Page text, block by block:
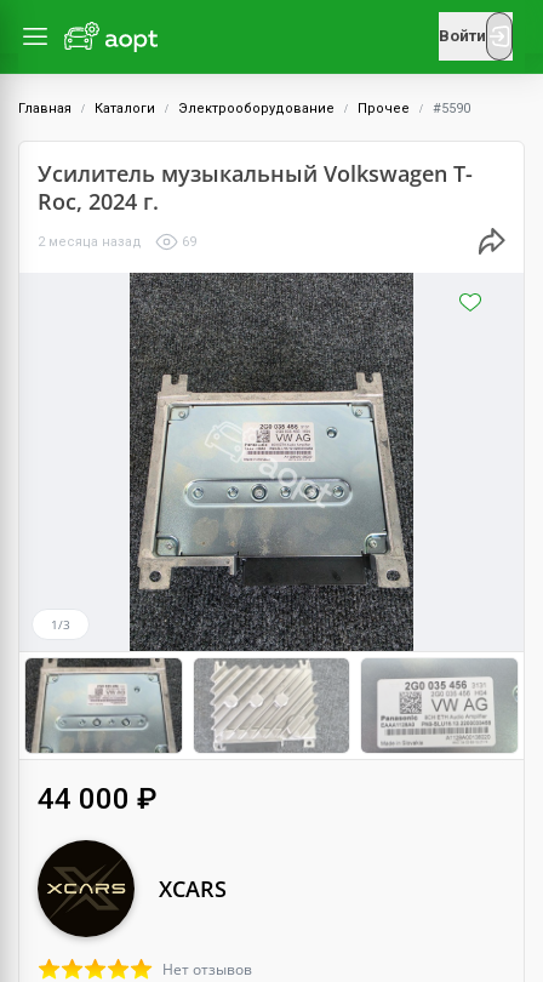
Войти
Главная Каталоги Электрооборудование Прочее #5590
Усилитель музыкальный Volkswagen T-
Roc, 2024 г.
2 месяца назад 69
1/3
44 000 ₽
XCARS
Нет отзывов